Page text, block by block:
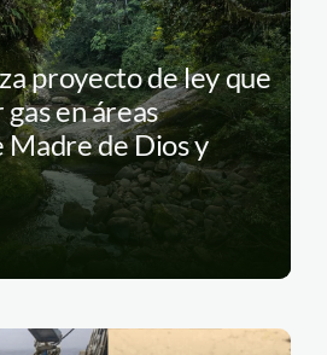
proyecto de ley que
en áreas
Madre de Dios y